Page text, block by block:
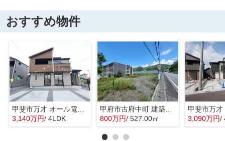
おすすめ物件
甲斐市万才 オール電化新築戸建 全3棟 2号棟 南西道路
3,140万円/ 4LDK
甲府市古府中町 建築条件なし売地 敷地159坪・整形地
800万円/ 527.00㎡ 3,090万円/